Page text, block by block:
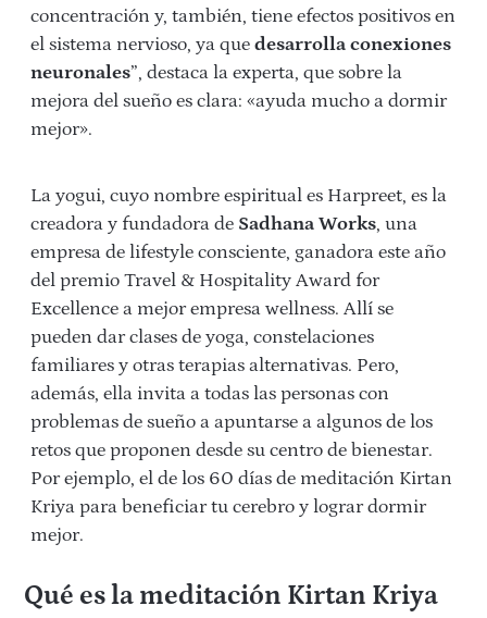
concentración y, también, tiene efectos positivos en
el sistema nervioso, ya que desarrolla conexiones
neuronales”, destaca la experta, que sobre la
mejora del sueño es clara: «ayuda mucho a dormir
mejor».
La yogui, cuyo nombre espiritual es Harpreet, es la
creadora y fundadora de Sadhana Works, una
empresa de lifestyle consciente, ganadora este año
del premio Travel & Hospitality Award for
Excellence a mejor empresa wellness. Allí se
pueden dar clases de yoga, constelaciones
familiares y otras terapias alternativas. Pero,
además, ella invita a todas las personas con
problemas de sueño a apuntarse a algunos de los
retos que proponen desde su centro de bienestar.
Por ejemplo, el de los 60 días de meditación Kirtan
Kriya para beneficiar tu cerebro y lograr dormir
mejor.
Qué es la meditación Kirtan Kriya